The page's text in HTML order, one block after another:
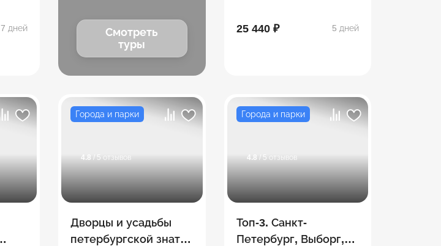
7 дней
Смотреть
туры
25 440 ₽
5 дней
Города и парки
4.8 / 5 отзывов
Дворцы и усадьбы
петербургской знати
Города и парки
4.8 / 5 отзывов
Топ-3. Санкт-
Петербург, Выборг,